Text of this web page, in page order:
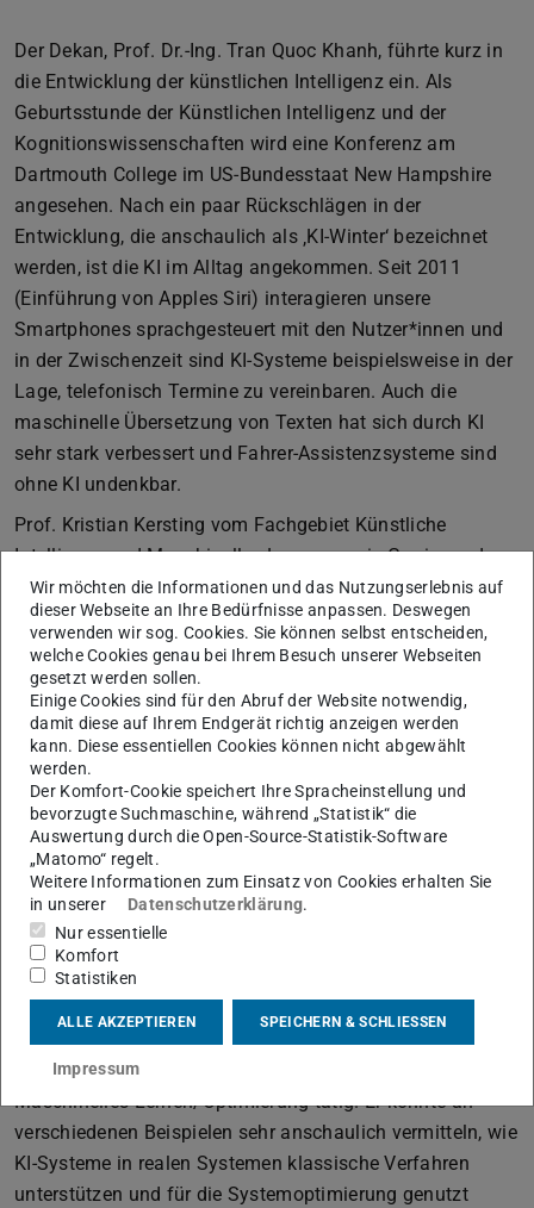
Der Dekan, Prof. Dr.-Ing. Tran Quoc Khanh, führte kurz in
die Entwicklung der künstlichen Intelligenz ein. Als
Geburtsstunde der Künstlichen Intelligenz und der
Kognitionswissenschaften wird eine Konferenz am
Dartmouth College im US-Bundesstaat New Hampshire
angesehen. Nach ein paar Rückschlägen in der
Entwicklung, die anschaulich als ‚KI-Winter‘ bezeichnet
werden, ist die KI im Alltag angekommen. Seit 2011
(Einführung von Apples Siri) interagieren unsere
Smartphones sprachgesteuert mit den Nutzer*innen und
in der Zwischenzeit sind KI-Systeme beispielsweise in der
Lage, telefonisch Termine zu vereinbaren. Auch die
maschinelle Übersetzung von Texten hat sich durch KI
sehr stark verbessert und Fahrer-Assistenzsysteme sind
ohne KI undenkbar.
Prof. Kristian Kersting vom Fachgebiet Künstliche
Intelligenz und Maschinelles Lernen sowie Gewinner des
KI-Preises 2019 betonte in seinem Impulsvortrag die
Bedeutung der Kognitionswissenschaften für die KI und
erläuterte anschaulich die Funktionsweise Neuronaler
Netze.
Ein Anwendungsbeispiel für technische Systeme war
neben der Bildklassifikation die KI-unterstützte
Schrittweitensteuerung bei Simulationsverfahren. In der
Diskussion wies er darauf hin, neben tiefen neuronalen
Netzen auch andere KI-Methoden zu betrachten, wie zum
Beispiel das Klassifikationsverfahren ‚Random Forest‘,
das auf mehreren unkorrelierten Entscheidungsbäumen
basiert.
Als zweiter Gastredner erläuterte Herr Dr. Christian Daniel
Industriesicht auf KI-Systeme. Er ist ein Alumnus der TU
Darmstadt und ist am BCAI als Gruppenleiter im Bereich
Maschinelles Lernen/Optimierung tätig. Er konnte an
verschiedenen Beispielen sehr anschaulich vermitteln, wie
KI-Systeme in realen Systemen klassische Verfahren
unterstützen und für die Systemoptimierung genutzt
Wir möchten die Informationen und das Nutzungserlebnis auf
dieser Webseite an Ihre Bedürfnisse anpassen. Deswegen
verwenden wir sog. Cookies. Sie können selbst entscheiden,
welche Cookies genau bei Ihrem Besuch unserer Webseiten
gesetzt werden sollen.
Einige Cookies sind für den Abruf der Website notwendig,
damit diese auf Ihrem Endgerät richtig anzeigen werden
kann. Diese essentiellen Cookies können nicht abgewählt
werden.
Der Komfort-Cookie speichert Ihre Spracheinstellung und
bevorzugte Suchmaschine, während „Statistik“ die
Auswertung durch die Open-Source-Statistik-Software
„Matomo“ regelt.
Weitere Informationen zum Einsatz von Cookies erhalten Sie
in unserer
Datenschutzerklärung.
Nur essentielle
Komfort
Statistiken
ALLE AKZEPTIEREN SPEICHERN & SCHLIESSEN
Impressum